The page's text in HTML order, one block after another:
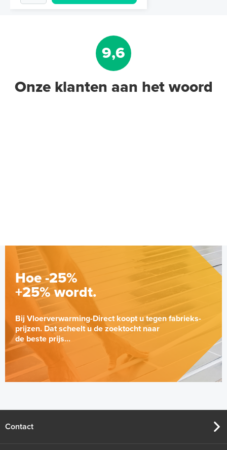
9,6
Onze klanten aan het woord
Hoe -25%
+25% wordt.
Bij Vloerverwarming-Direct koopt u tegen fabrieks-
prijzen. Dat scheelt u de zoektocht naar
de beste prijs...
Contact